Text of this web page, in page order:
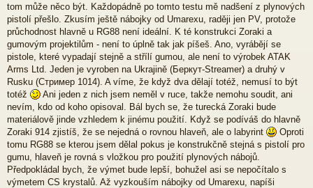
p
ě
v
e
k
tom může něco být. Každopádně po tomto testu mě nadšení z plynových
pistolí přešlo. Zkusím ještě nábojky od Umarexu, raději jen PV, protože
průchodnost hlavně u RG88 není ideální. K té konstrukci Zoraki a
gumovým projektilům - není to úplně tak jak píšeš. Ano, vyrábějí se
pistole, které vypadají stejně a střílí gumou, ale není to výrobek ATAK
Arms Ltd. Jeden je vyroben na Ukrajině (Беркут-Streamer) a druhý v
Rusku (Стример 1014). A víme, že když dva dělají totéž, nemusí to být
totéž
Ani jeden z nich jsem neměl v ruce, takže nemohu soudit, ani
nevím, kdo od koho opisoval. Bál bych se, že turecká Zoraki bude
materiálově jinde vzhledem k jinému použití. Když se podíváš do hlavně
Zoraki 914 zjistíš, že se nejedná o rovnou hlaveň, ale o labyrint
Oproti
tomu RG88 se kterou jsem dělal pokus je konstrukčně stejná s pistolí pro
gumu, hlaveň je rovná s vložkou pro použití plynových nábojů.
Předpokládal bych, že výmet bude lepší, bohužel asi se nepočítalo s
výmetem CS krystalů. Až vyzkouším nábojky od Umarexu, napíši